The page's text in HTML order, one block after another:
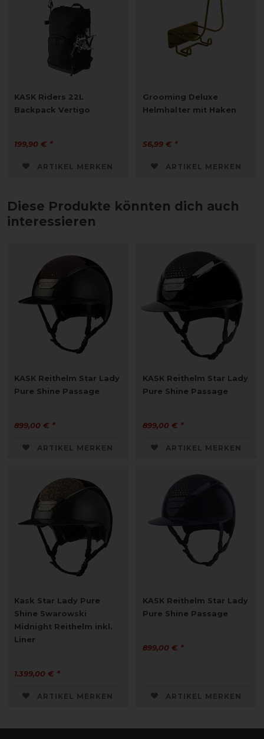
KASK Riders 22L
Backpack Vertigo
199,90 € *
ARTIKEL MERKEN
Grooming Deluxe
Helmhalter mit Haken
56,99 € *
ARTIKEL MERKEN
Diese Produkte könnten dich auch
interessieren
KASK Reithelm Star Lady
Pure Shine Passage
899,00 € *
ARTIKEL MERKEN
KASK Reithelm Star Lady
Pure Shine Passage
899,00 € *
ARTIKEL MERKEN
Kask Star Lady Pure
Shine Swarowski
Midnight Reithelm inkl.
Liner
1.399,00 € *
ARTIKEL MERKEN
KASK Reithelm Star Lady
Pure Shine Passage
899,00 € *
ARTIKEL MERKEN